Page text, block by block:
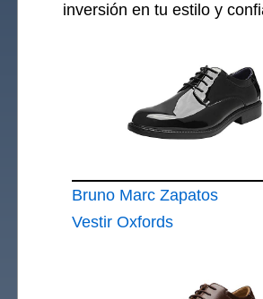
inversión en tu estilo y
Bruno Marc Zapatos
Vestir Oxfords